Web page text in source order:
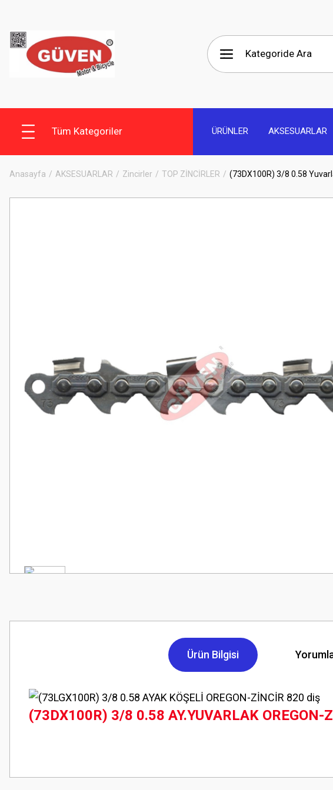
Tüm Kategoriler ÜRÜNLER AKSESUARLAR
Anasayfa AKSESUARLAR Zincirler TOP ZİNCİRLER (73DX100R) 3/8 0.58
Ürün Bilgisi
(73DX100R) 3/8 0.58 AY.YUVARLAK OREGON-